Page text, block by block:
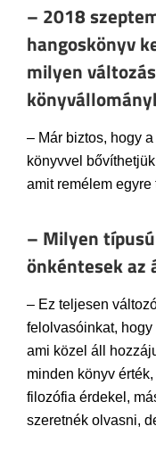
– 2018
hangoskönyv
milyen
– Már biztos, hogy
könyvvel
amit remélem
– Milyen
önkéntesek az
– Ez teljesen
felolvasóinkat,
ami közel áll
minden könyv
filozófia érdekel,
szeretnék olvasni,